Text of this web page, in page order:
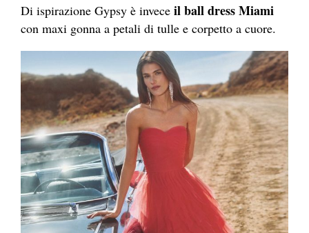
Di ispirazione Gypsy è invece il ball dress Miami
con maxi gonna a petali di tulle e corpetto a cuore.